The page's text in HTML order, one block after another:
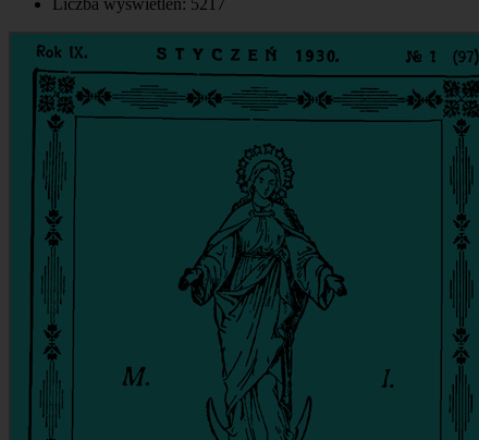
Liczba wyświetleń: 5217